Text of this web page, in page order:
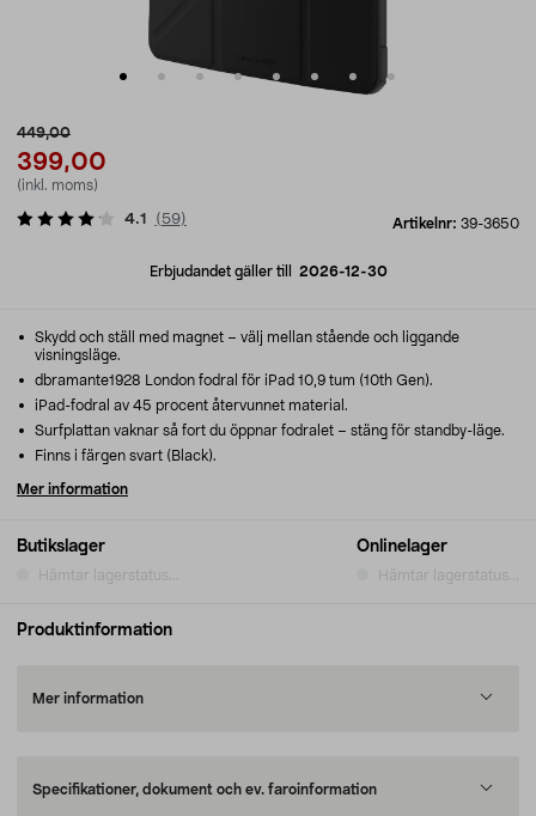
449,00
399,00
(inkl. moms)
Artikelnr: 39-3650
4.1 ( 59)
Erbjudandet gäller till 2026-12-30
Butikslager
Hämtar lagerstatus...
Onlinelager
Hämtar lagerstatus...
Skydd och ställ med magnet – välj mellan stående och liggande
visningsläge.
dbramante1928 London fodral för iPad 10,9 tum (10th Gen).
iPad-fodral av 45 procent återvunnet material.
Surfplattan vaknar så fort du öppnar fodralet – stäng för standby-läge.
Finns i färgen svart (Black).
Mer information
Produktinformation
Mer information
Specifikationer, dokument och ev. faroinformation